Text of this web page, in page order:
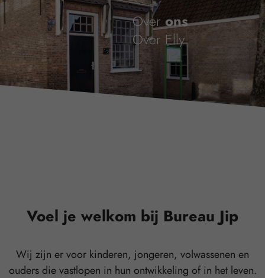
Overons
Over Elly|
Voel je welkom bij Bureau Jip
Wij zijn er voor kinderen, jongeren, volwassenen en
ouders die vastlopen in hun ontwikkeling of in het leven.